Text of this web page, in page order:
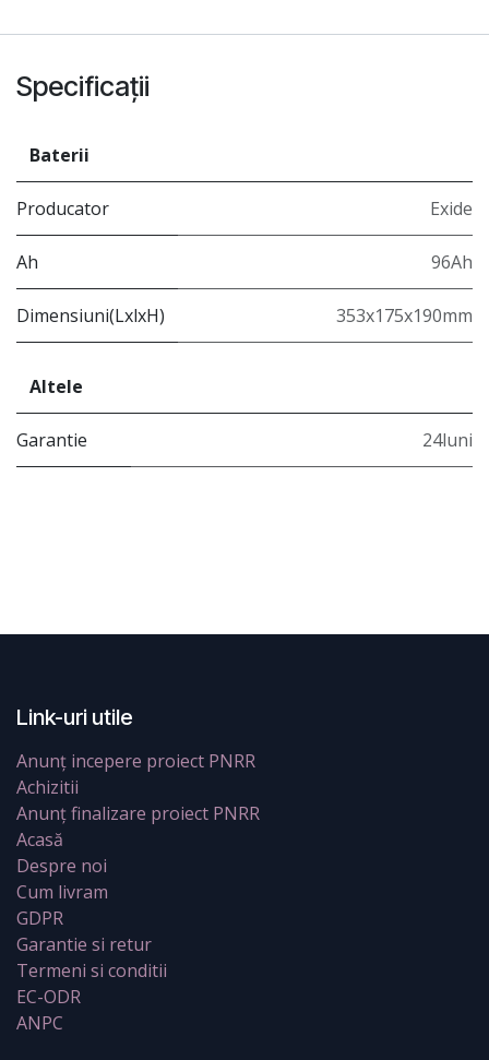
Specificații
Baterii
Producator Exide
Ah 96Ah
Dimensiuni(LxlxH) 353x175x190mm
Altele
Garantie 24luni
Link-uri utile
Anunț incepere proiect PNRR
Achizitii
Anunț finalizare proiect PNRR
Acasă
Despre noi
Cum livram
GDPR
Garantie si retur
Termeni si conditii
EC-ODR
ANPC